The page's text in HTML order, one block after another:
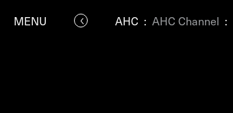
MENU AHC : AHC Channel :